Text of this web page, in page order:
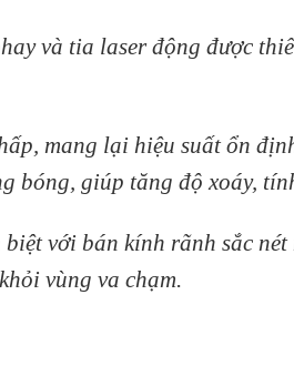
và tia laser động được
mang lại hiệu suất ổn
bóng, giúp tăng độ xoáy,
biệt với bán kính rãnh sắc
vùng va chạm.